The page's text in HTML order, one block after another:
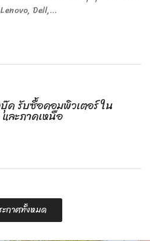
Dell,...
ค รับซื้อคอมพิวเตอร์ ใน
ละภาคเหนือ
กาศทั้งหมด